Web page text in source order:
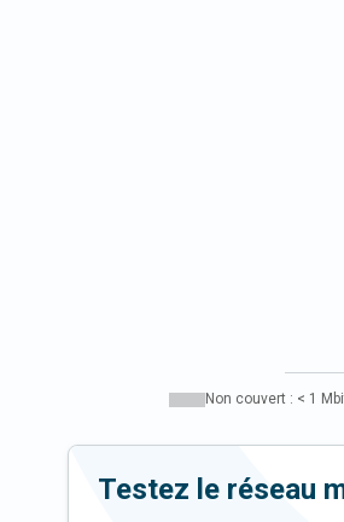
Non couvert : < 1
Testez le réseau